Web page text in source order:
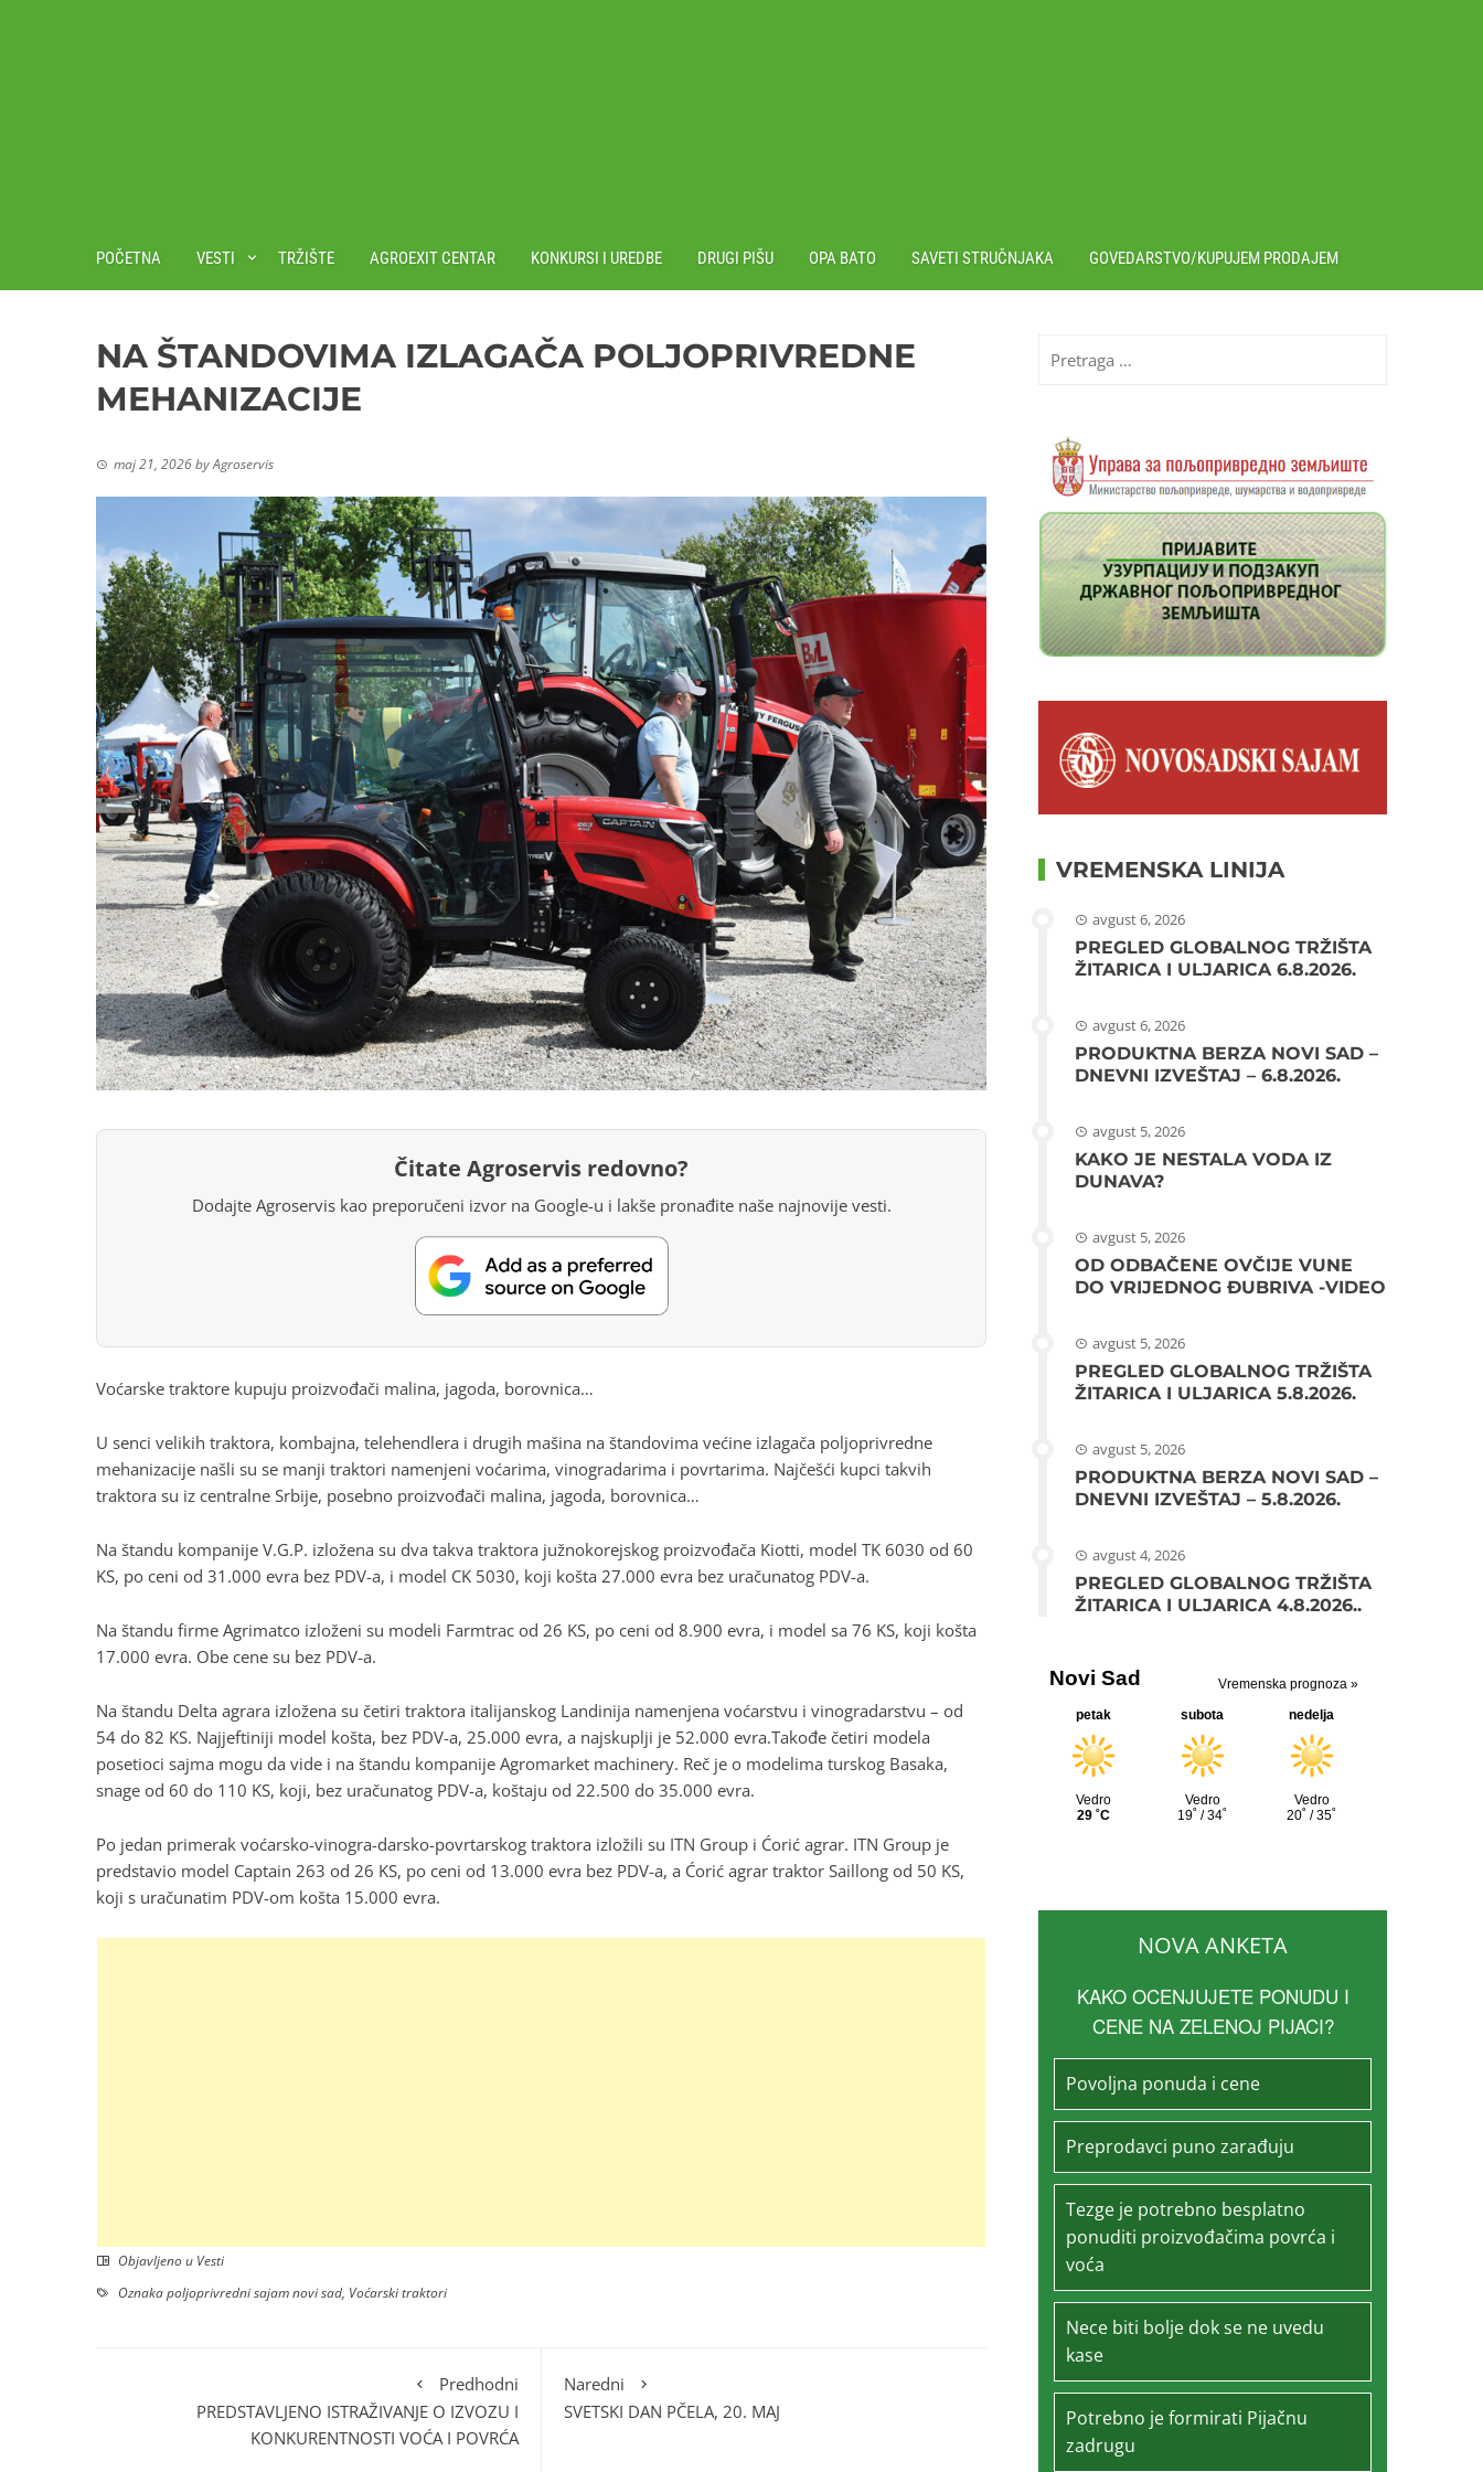
POČETNA VESTI TRŽIŠTE AGROEXIT CENTAR KONKURSI I UREDBE DRUGI PIŠU OPA BATO SAVETI STRUČNJAKA GOVEDARSTVO/KUPUJEM PRODAJEM
NA ŠTANDOVIMA IZLAGAČA POLJOPRIVREDNE
MEHANIZACIJE
maj 21, 2026byAgroservis
Čitate Agroservis redovno?
Dodajte Agroservis kao preporučeni izvor na Google-u i lakše pronađite naše najnovije vesti.
Voćarske traktore kupuju proizvođači malina, jagoda, borovnica…
U senci velikih traktora, kombajna, telehendlera i drugih mašina na štandovima većine izlagača poljoprivredne
mehanizacije našli su se manji traktori namenjeni voćarima, vinogradarima i povrtarima. Najčešći kupci takvih
traktora su iz centralne Srbije, posebno proizvođači malina, jagoda, borovnica…
Na štandu kompanije V.G.P. izložena su dva takva traktora južnokorejskog proizvođača Kiotti, model TK 6030 od 60
KS, po ceni od 31.000 evra bez PDV-a, i model CK 5030, koji košta 27.000 evra bez uračunatog PDV-a.
Na štandu firme Agrimatco izloženi su modeli Farmtrac od 26 KS, po ceni od 8.900 evra, i model sa 76 KS, koji košta
17.000 evra. Obe cene su bez PDV-a.
Na štandu Delta agrara izložena su četiri traktora italijanskog Landinija namenjena voćarstvu i vinogradarstvu – od
54 do 82 KS. Najjeftiniji model košta, bez PDV-a, 25.000 evra, a najskuplji je 52.000 evra.Takođe četiri modela
posetioci sajma mogu da vide i na štandu kompanije Agromarket machinery. Reč je o modelima turskog Basaka,
snage od 60 do 110 KS, koji, bez uračunatog PDV-a, koštaju od 22.500 do 35.000 evra.
Po jedan primerak voćarsko-vinogra-darsko-povrtarskog traktora izložili su ITN Group i Ćorić agrar. ITN Group je
predstavio model Captain 263 od 26 KS, po ceni od 13.000 evra bez PDV-a, a Ćorić agrar traktor Saillong od 50 KS,
koji s uračunatim PDV-om košta 15.000 evra.
Objavljeno u Vesti
Oznakapoljoprivredni sajam novi sad, Voćarski traktori
Predhodni
PREDSTAVLJENO ISTRAŽIVANJE O IZVOZU I
KONKURENTNOSTI VOĆA I POVRĆA
Naredni
SVETSKI DAN PČELA, 20. MAJ
za:
VREMENSKA LINIJA
avgust 6, 2026
PREGLED GLOBALNOG TRŽIŠTA
ŽITARICA I ULJARICA 6.8.2026.
avgust 6, 2026
PRODUKTNA BERZA NOVI SAD –
DNEVNI IZVEŠTAJ – 6.8.2026.
avgust 5, 2026
KAKO JE NESTALA VODA IZ
DUNAVA?
avgust 5, 2026
OD ODBAČENE OVČIJE VUNE
DO VRIJEDNOG ĐUBRIVA -VIDEO
avgust 5, 2026
PREGLED GLOBALNOG TRŽIŠTA
ŽITARICA I ULJARICA 5.8.2026.
avgust 5, 2026
PRODUKTNA BERZA NOVI SAD –
DNEVNI IZVEŠTAJ – 5.8.2026.
avgust 4, 2026
PREGLED GLOBALNOG TRŽIŠTA
ŽITARICA I ULJARICA 4.8.2026..
NOVA ANKETA
KAKO OCENJUJETE PONUDU I
CENE NA ZELENOJ PIJACI?
Povoljna ponuda i cene
Preprodavci puno zarađuju
Tezge je potrebno besplatno
ponuditi proizvođačima povrća i
voća
Nece biti bolje dok se ne uvedu
kase
Potrebno je formirati Pijačnu
zadrugu